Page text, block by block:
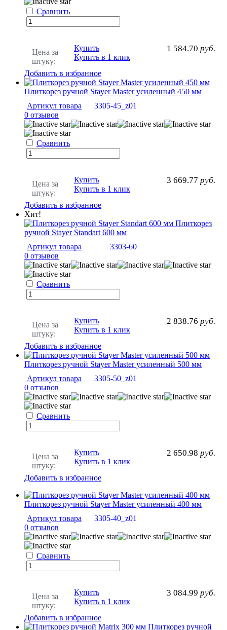
Сравнить
Цена за
штуку:
1 584.70 руб.
Купить
Купить в 1 клик
Добавить в избранное
Плиткорез ручной Stayer Master усиленный 450 мм
Артикул товара
3305-45_z01
0 отзывов
Сравнить
Цена за
штуку:
3 669.77 руб.
Купить
Купить в 1 клик
Добавить в избранное
Хит!
Плиткорез
ручной Stayer Standart 600 мм
Артикул товара
3303-60
0 отзывов
Сравнить
Цена за
штуку:
2 838.76 руб.
Купить
Купить в 1 клик
Добавить в избранное
Плиткорез ручной Stayer Master усиленный 500 мм
Артикул товара
3305-50_z01
0 отзывов
Сравнить
Цена за
штуку:
2 650.98 руб.
Купить
Купить в 1 клик
Добавить в избранное
Плиткорез ручной Stayer Master усиленный 400 мм
Артикул товара
3305-40_z01
0 отзывов
Сравнить
Цена за
штуку:
3 084.99 руб.
Купить
Купить в 1 клик
Добавить в избранное
Плиткорез ручной